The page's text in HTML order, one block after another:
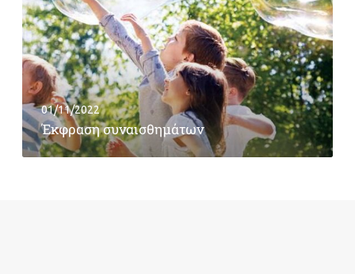
01/11/2022
Έκφραση συναισθημάτων